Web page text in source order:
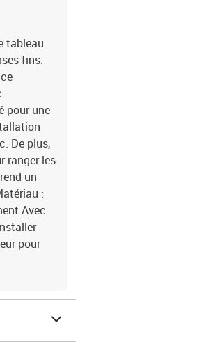
tableau
fins.
pour une
De plus,
ranger les
un
:
Avec
pour